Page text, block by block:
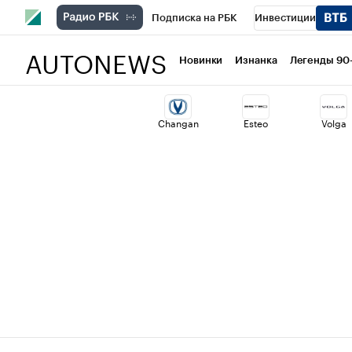
Подписка на РБК Инвестиции
Национальные проекты Город
Кредитные рейтинги Франшизы
AUTONEWS Новинки Изнанка Легенды
Changan Esteo Volga